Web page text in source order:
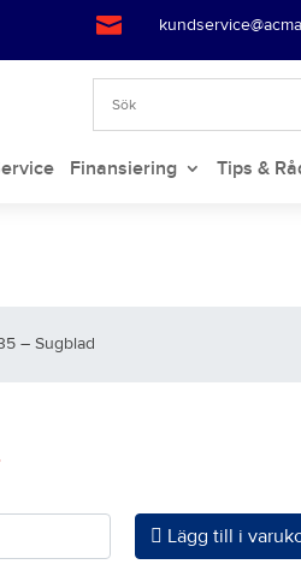

Finansiering Tips &
– Sugblad
Lägg till i